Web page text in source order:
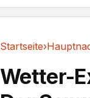
Startseite›
Wetter-